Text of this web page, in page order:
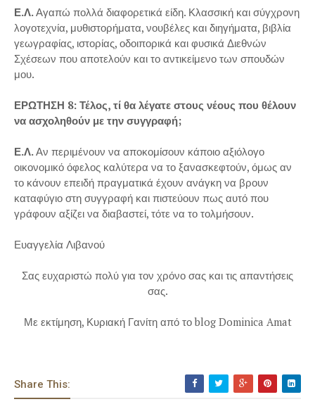
Ε.Λ.Αγαπώ πολλά διαφορετικά είδη. Κλασσική και σύγχρονη
λογοτεχνία, μυθιστορήματα, νουβέλες και διηγήματα, βιβλία
γεωγραφίας, ιστορίας, οδοιπορικά και φυσικά Διεθνών
Σχέσεων που αποτελούν και το αντικείμενο των σπουδών
μου.
ΕΡΩΤΗΣΗ 8: Τέλος, τί θα λέγατε στους νέους που θέλουν
να ασχοληθούν με την συγγραφή;
Ε.Λ.Αν περιμένουν να αποκομίσουν κάποιο αξιόλογο
οικονομικό όφελος καλύτερα να το ξανασκεφτούν, όμως αν
το κάνουν επειδή πραγματικά έχουν ανάγκη να βρουν
καταφύγιο στη συγγραφή και πιστεύουν πως αυτό που
γράφουν αξίζει να διαβαστεί, τότε να το τολμήσουν.
Ευαγγελία Λιβανού
Σας ευχαριστώ πολύ για τον χρόνο σας και τις απαντήσεις
σας.
Με εκτίμηση, Κυριακή Γανίτη από το blog Dominica Amat
Share This: